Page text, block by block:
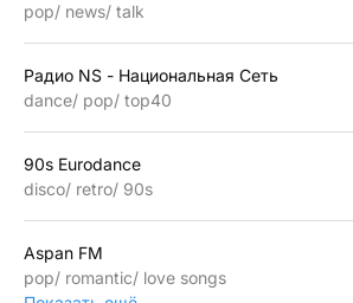
pop
news talk
Радио NS - Национальная Сеть
dance pop top40
90s Eurodance
disco retro 90s
Aspan FM
pop
romantic
love songs